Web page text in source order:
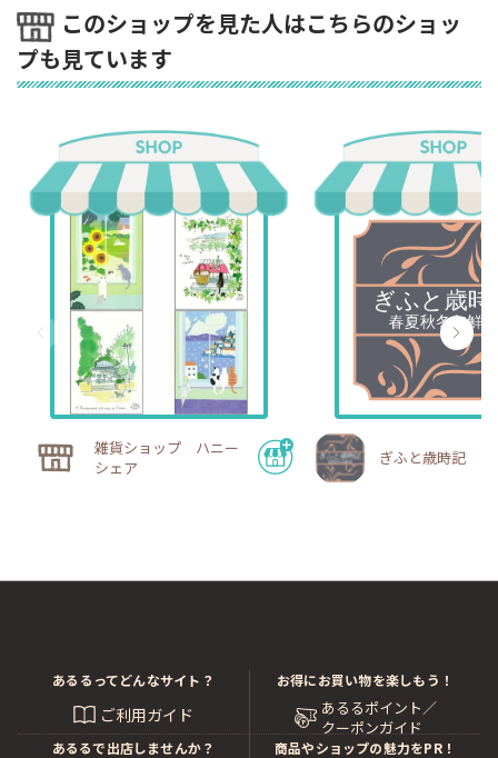
このショップを見た人はこちらのショッ
プも見ています
雑貨ショップ ハニー
シェア
ぎふと歳時記
あるるってどんなサイト？
ご利用ガイド
お得にお買い物を楽しもう！
あるるポイント／
クーポンガイド
あるるで出店しませんか？ 商品やショップの魅力をPR！